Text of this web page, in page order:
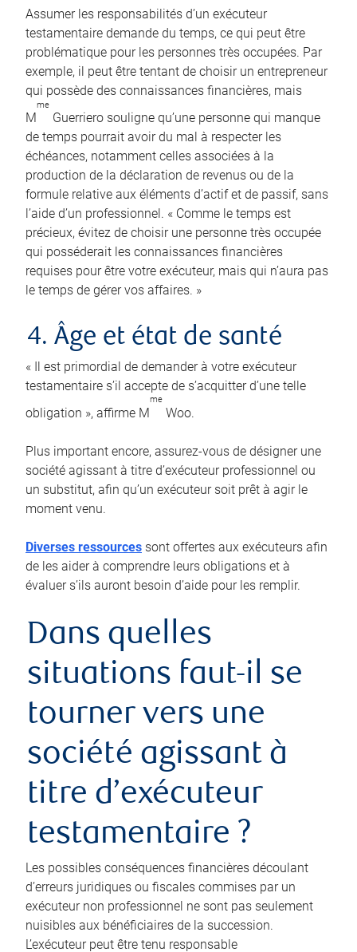
Assumer les responsabilités d’un exécuteur
testamentaire demande du temps, ce qui peut être
problématique pour les personnes très occupées. Par
exemple, il peut être tentant de choisir un entrepreneur
qui possède des connaissances financières, mais
M
me
Guerriero souligne qu’une personne qui manque
de temps pourrait avoir du mal à respecter les
échéances, notamment celles associées à la
production de la déclaration de revenus ou de la
formule relative aux éléments d’actif et de passif, sans
l’aide d’un professionnel. « Comme le temps est
précieux, évitez de choisir une personne très occupée
qui posséderait les connaissances financières
requises pour être votre exécuteur, mais qui n’aura pas
le temps de gérer vos affaires. »
4. Âge et état de santé
« Il est primordial de demander à votre exécuteur
testamentaire s’il accepte de s’acquitter d’une telle
obligation », affirme M
me
Woo.
Plus important encore, assurez-vous de désigner une
société agissant à titre d’exécuteur professionnel ou
un substitut, afin qu’un exécuteur soit prêt à agir le
moment venu.
Diverses ressources sont offertes aux exécuteurs afin
de les aider à comprendre leurs obligations et à
évaluer s’ils auront besoin d’aide pour les remplir.
Dans quelles
situations faut-il se
tourner vers une
société agissant à
titre d’exécuteur
testamentaire ?
Les possibles conséquences financières découlant
d’erreurs juridiques ou fiscales commises par un
exécuteur non professionnel ne sont pas seulement
nuisibles aux bénéficiaires de la succession.
L’exécuteur peut être tenu responsable